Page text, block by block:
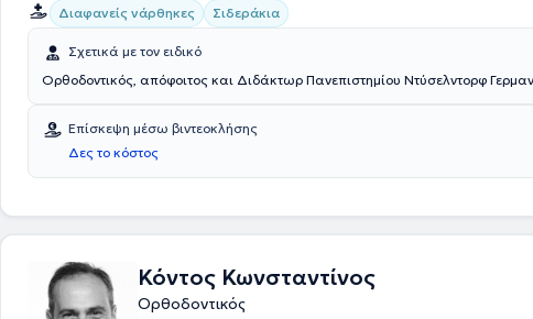
Διαφανείς νάρθηκες Σιδεράκια
Σχετικά με τον ειδικό
Ορθοδοντικός, απόφοιτος και Διδάκτωρ Πανεπιστημίου Ντύσελντορφ
Επίσκεψη μέσω βιντεοκλήσης
Δες το κόστος
Κόντος Κωνσταντίνος
Ορθοδοντικός